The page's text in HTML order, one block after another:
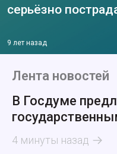
серьёзно
9 лет назад
Лента новостей
В Госдуме
4 минуты назад